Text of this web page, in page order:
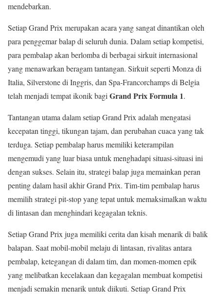
mendebarkan.
Setiap Grand Prix merupakan acara yang sangat dinantikan oleh
para penggemar balap di seluruh dunia. Dalam setiap kompetisi,
para pembalap akan berlomba di berbagai sirkuit internasional
yang menawarkan beragam tantangan. Sirkuit seperti Monza di
Italia, Silverstone di Inggris, dan Spa-Francorchamps di Belgia
telah menjadi tempat ikonik bagi Grand Prix Formula 1.
Tantangan utama dalam setiap Grand Prix adalah mengatasi
kecepatan tinggi, tikungan tajam, dan perubahan cuaca yang tak
terduga. Setiap pembalap harus memiliki keterampilan
mengemudi yang luar biasa untuk menghadapi situasi-situasi ini
dengan sukses. Selain itu, strategi balap juga memainkan peran
penting dalam hasil akhir Grand Prix. Tim-tim pembalap harus
memilih strategi pit-stop yang tepat untuk memaksimalkan waktu
di lintasan dan menghindari kegagalan teknis.
Setiap Grand Prix juga memiliki cerita dan kisah menarik di balik
balapan. Saat mobil-mobil melaju di lintasan, rivalitas antara
pembalap, ketegangan di dalam tim, dan momen-momen epik
yang melibatkan kecelakaan dan kegagalan membuat kompetisi
menjadi semakin menarik untuk diikuti. Setiap Grand Prix